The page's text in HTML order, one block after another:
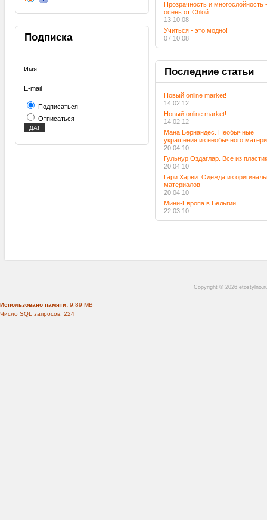
Подписка
Имя
E-mail
Подписаться
Отписаться
Прозрачность и многослойность -
осень от Chloй
13.10.08
Учиться - это модно!
07.10.08
Последниестатьи
Новый online market!
14.02.12
Новый online market!
14.02.12
Мана Бернандес. Необычные
украшения из необычного
20.04.10
Гульнур Оздаглар. Все из
20.04.10
Гари Харви. Одежда из
материалов
20.04.10
Мини-Европа в Бельгии
22.03.10
Copyright © 2026
Использовано памяти: 9.89 MB
Число SQL запросов: 224